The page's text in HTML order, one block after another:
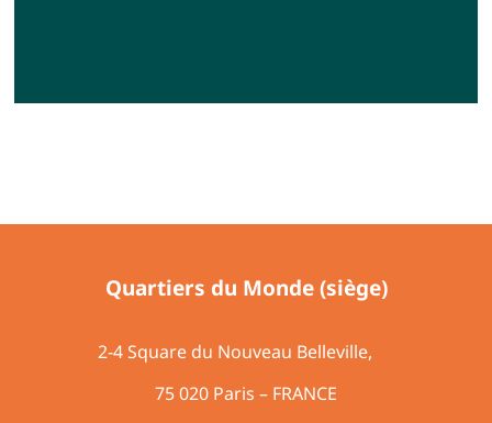
Quartiers du Monde (siège)
2-4 Square du Nouveau Belleville,
75 020 Paris – FRANCE